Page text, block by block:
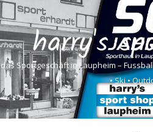
harry's
das Sportgeschäft in Laupheim –
• Ski •